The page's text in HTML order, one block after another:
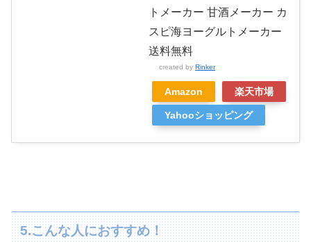
トメーカー 甘酒メーカー カ
スピ海ヨーグルトメーカー
送料無料
created by Rinker
Amazon 楽天市場
Yahooショッピング
5.こんな人におすすめ！